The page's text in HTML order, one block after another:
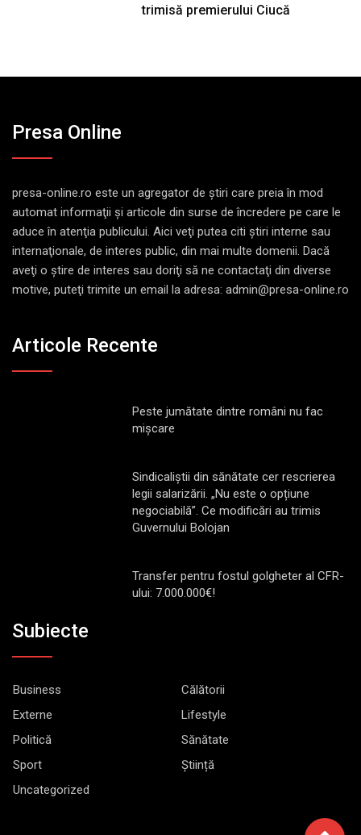
trimisă premierului Ciucă
Presa Online
presa-online.ro este un agregator de ştiri care preia în mod
automat informaţii şi articole din surse de încredere pe care le
aduce în atenţia publicului. Aici veţi putea citi ştiri interne sau
internaţionale, de interes public, din mai multe domenii. Dacă
aveţi o ştire de interes sau doriţi să ne contactaţi din diverse
motive, puteţi trimite un email la adresa: admin@presa-online.ro
Articole Recente
Peste jumătate dintre români nu fac
mișcare
Sindicaliștii din sănătate cer rescrierea
legii salarizării. „Nu este o opțiune
negociabilă”. Ce modificări au trimis
Guvernului Bolojan
Transfer pentru fostul golgheter al CFR-
ului: 7.000.000€!
Subiecte
Business
Călătorii
Externe
Lifestyle
Politică
Sănătate
Sport
Știință
Uncategorized